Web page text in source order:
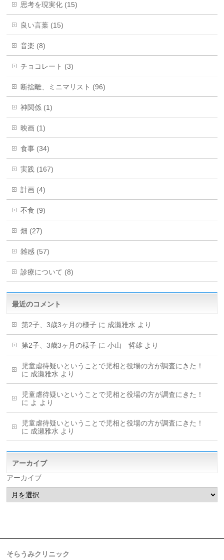
思考を現実化 (15)
良い言葉 (15)
音楽 (8)
チョコレート (3)
断捨離、ミニマリスト (96)
神関係 (1)
映画 (1)
食事 (34)
実践 (167)
計画 (4)
不食 (9)
畑 (27)
雑感 (57)
診療について (8)
最近のコメント
第2子、3歳3ヶ月の様子 に 成瀬雅水 より
第2子、3歳3ヶ月の様子 に小山 哲雄 より
児童虐待疑いということで児相と役場の方が調査にきた！
に 成瀬雅水 より
児童虐待疑いということで児相と役場の方が調査にきた！
に よ より
児童虐待疑いということで児相と役場の方が調査にきた！
に 成瀬雅水 より
アーカイブ
アーカイブ
そらうみクリニック